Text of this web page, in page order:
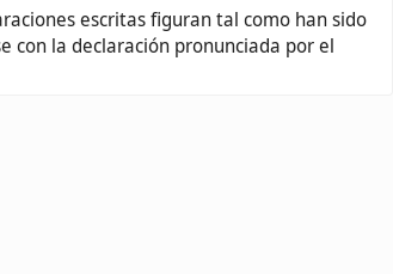
escritas figuran tal como han sido
con la declaración pronunciada por el